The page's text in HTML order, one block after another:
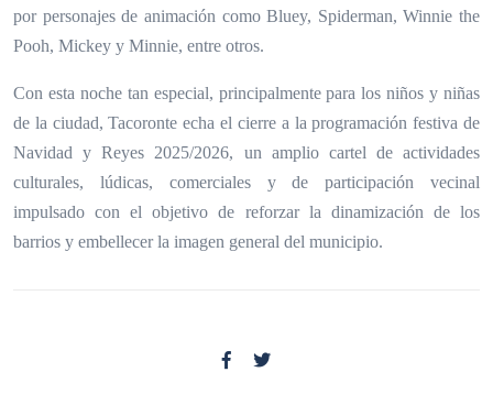
por personajes de animación como Bluey, Spiderman, Winnie the
Pooh, Mickey y Minnie, entre otros.
Con esta noche tan especial, principalmente para los niños y niñas
de la ciudad, Tacoronte echa el cierre a la programación festiva de
Navidad y Reyes 2025/2026, un amplio cartel de actividades
culturales, lúdicas, comerciales y de participación vecinal
impulsado con el objetivo de reforzar la dinamización de los
barrios y embellecer la imagen general del municipio.